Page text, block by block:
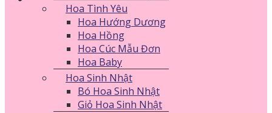
Hoa Tình Yêu
Hoa Hướng Dương
Hoa Hồng
Hoa Cúc Mẫu Đơn
Hoa Baby
Hoa Sinh Nhật
Bó Hoa Sinh Nhật
Giỏ Hoa Sinh Nhật